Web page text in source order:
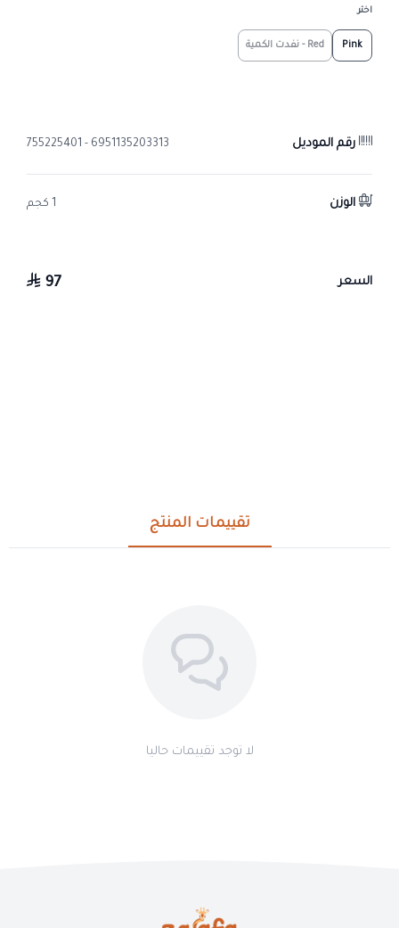
اختر
Pink Red - نفدت الكمية
رقم الموديل 6951135203313 - 755225401
الوزن 1 كجم
السعر 97
تقييمات المنتج
لا توجد تقييمات حاليا